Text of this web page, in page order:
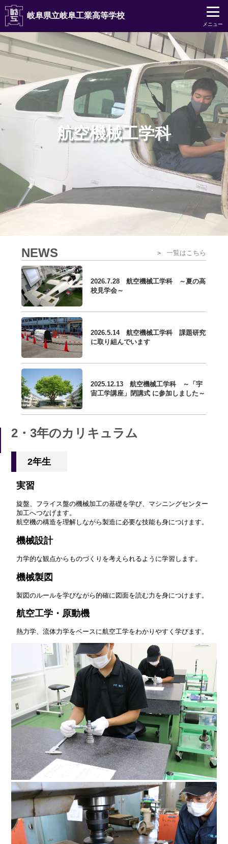
岐阜県立岐阜工業高等学校
メニュー
航空機械工学科
NEWS ＞ 一覧はこちら
2026.7.28 航空機械工学科 ～夏の高
校見学会～
2026.5.14 航空機械工学科 課題研究
に取り組んでいます
2025.12.13 航空機械工学科 ～「宇
宙工学講座」閉講式 に参加しました～
2・3年のカリキュラム
2年生
実習
旋盤、フライス盤の機械加工の基礎を学び、マシニングセンター
加工へつなげます。
航空機の構造を理解しながら製造に必要な技能も身につけます。
機械設計
力学的な観点からものづくりを考えられるように学習します。
機械製図
製図のルールを学びながら的確に図面を読む力を身につけます。
航空工学・原動機
熱力学、流体力学をベースに航空工学をわかりやすく学びます。